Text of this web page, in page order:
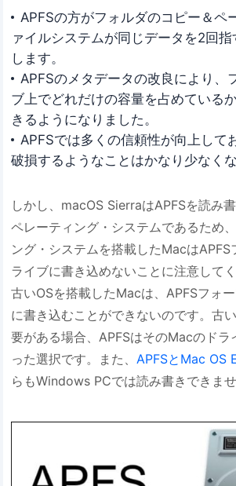
APFSの方がフォルダのコピー＆ペ
ァイルシステムが同じデータを2回
します。
APFSのメタデータの改良により、
ブ上でどれだけの容量を占めている
きるようになりました。
APFSでは多くの信頼性が向上して
破損するようなことはかなり少なく
しかし、macOS SierraはAPFSを読み
ペレーティング・システムであるため
ング・システムを搭載したMacはAPFS
ライブに書き込めないことに注意して
古いOSを搭載したMacは、APFSフォ
に書き込むことができないのです。古
要がある場合、APFSはそのMacのドラ
った選択です。また、APFSとMac OS
らもWindows PCでは読み書きできませ